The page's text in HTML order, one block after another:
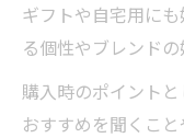
ギフトや自宅用に
る個性やブレンドの
購入時のポイント
おすすめを聞くこ